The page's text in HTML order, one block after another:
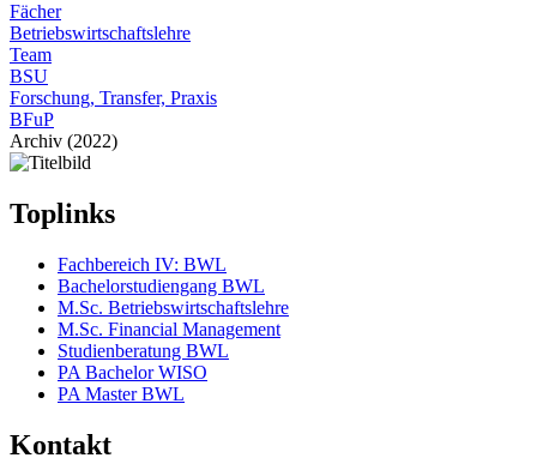
Fächer
Betriebswirtschaftslehre
Team
BSU
Forschung, Transfer, Praxis
BFuP
Archiv (2022)
Toplinks
Fachbereich IV: BWL
Bachelorstudiengang BWL
M.Sc. Betriebswirtschaftslehre
M.Sc. Financial Management
Studienberatung BWL
PA Bachelor WISO
PA Master BWL
Kontakt